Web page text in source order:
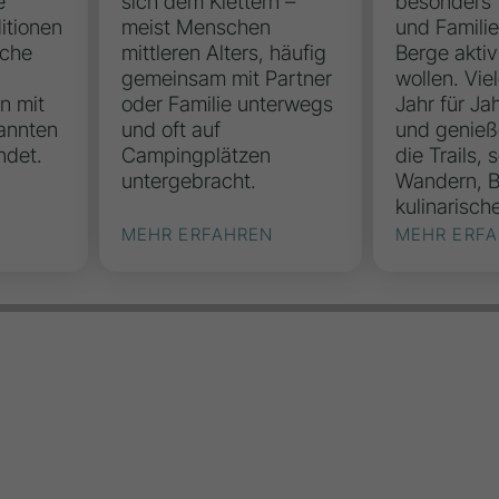
mit
meist Menschen
mittleren Alters, häufig
gemeinsam mit Partner
oder Familie unterwegs
und oft auf
Campingplätzen
untergebracht.
MEHR ERFAHREN
und
Berge
wollen.
Jahr für
und
die Trails,
Wandern,
MEHR